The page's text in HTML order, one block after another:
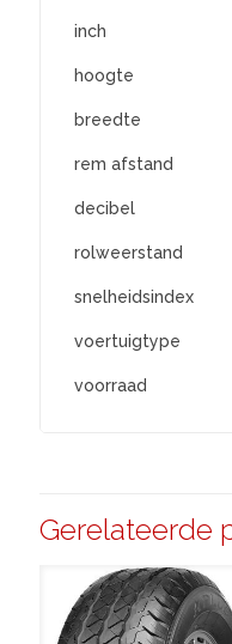
inch
hoogte
breedte
rem afstand
decibel
rolweerstand
snelheidsindex
voertuigtype
voorraad
Gerelateerde